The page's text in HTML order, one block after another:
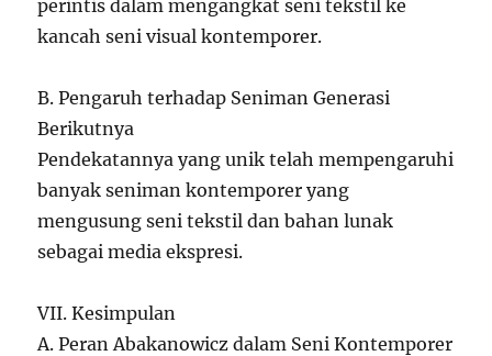
perintis dalam mengangkat seni tekstil ke
kancah seni visual kontemporer.
B. Pengaruh terhadap Seniman Generasi
Berikutnya
Pendekatannya yang unik telah mempengaruhi
banyak seniman kontemporer yang
mengusung seni tekstil dan bahan lunak
sebagai media ekspresi.
VII. Kesimpulan
A. Peran Abakanowicz dalam Seni Kontemporer